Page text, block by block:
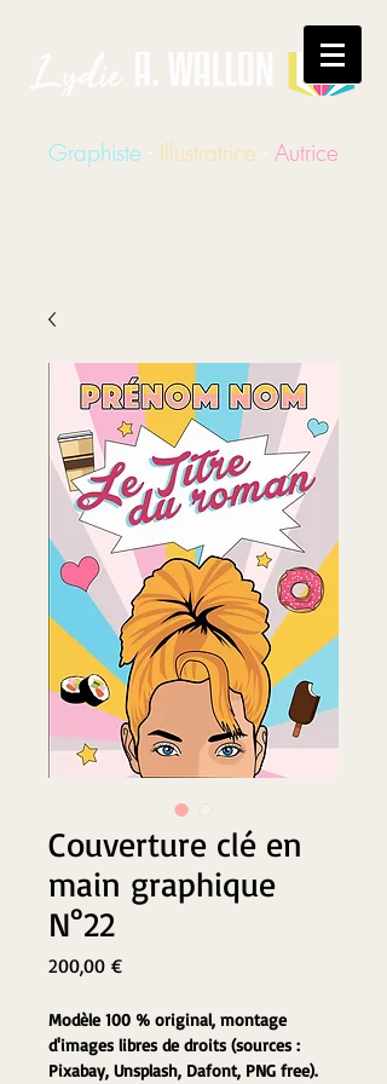
Graphiste Illustratrice Autrice
Couverture clé en
main graphique
N°22
200,00 €Prix
Modèle 100 % original, montage
d'images libres de droits (sources :
Pixabay, Unsplash, Dafont, PNG free).